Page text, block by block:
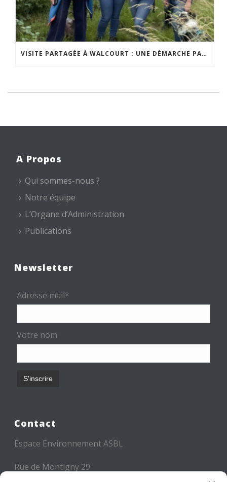
VISITE PARTAGÉE À WALCOURT : UNE DÉMARCHE PARTICIPATIVE ANIMÉE PAR ESPACE ENVIRONNEMENT
A Propos
Qui sommes-nous ?
Notre équipe
L’Organe d’Administration
Publications
Newsletter
Adresse mail*
Votre nom
Contact
Espace Environnement ASBL
Rue de Montigny 29